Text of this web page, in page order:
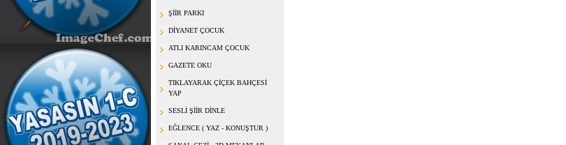
ŞİİR PARKI
DİYANET ÇOCUK
ATLI KARINCAM ÇOCUK
GAZETE OKU
TIKLAYARAK ÇİÇEK BAHÇESİ
YAP
SESLİ ŞİİR DİNLE
EĞLENCE ( YAZ - KONUŞTUR )